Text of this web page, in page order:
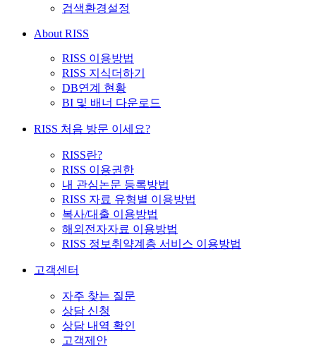
검색환경설정
About RISS
RISS 이용방법
RISS 지식더하기
DB연계 현황
BI 및 배너 다운로드
RISS 처음 방문 이세요?
RISS란?
RISS 이용권한
내 관심논문 등록방법
RISS 자료 유형별 이용방법
복사/대출 이용방법
해외전자자료 이용방법
RISS 정보취약계층 서비스 이용방법
고객센터
자주 찾는 질문
상담 신청
상담 내역 확인
고객제안